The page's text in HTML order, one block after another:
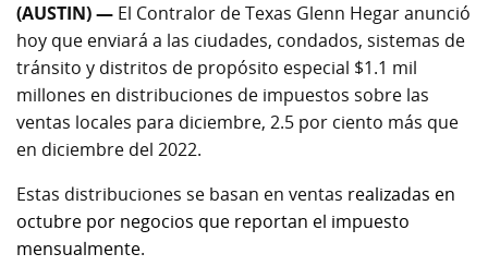
(AUSTIN) — El Contralor de Texas Glenn Hegar anunció
hoy que enviará a las ciudades, condados, sistemas de
tránsito y distritos de propósito especial $1.1 mil
millones en distribuciones de impuestos sobre las
ventas locales para diciembre, 2.5 por ciento más que
en diciembre del 2022.
Estas distribuciones se basan en ventas realizadas en
octubre por negocios que reportan el impuesto
mensualmente.